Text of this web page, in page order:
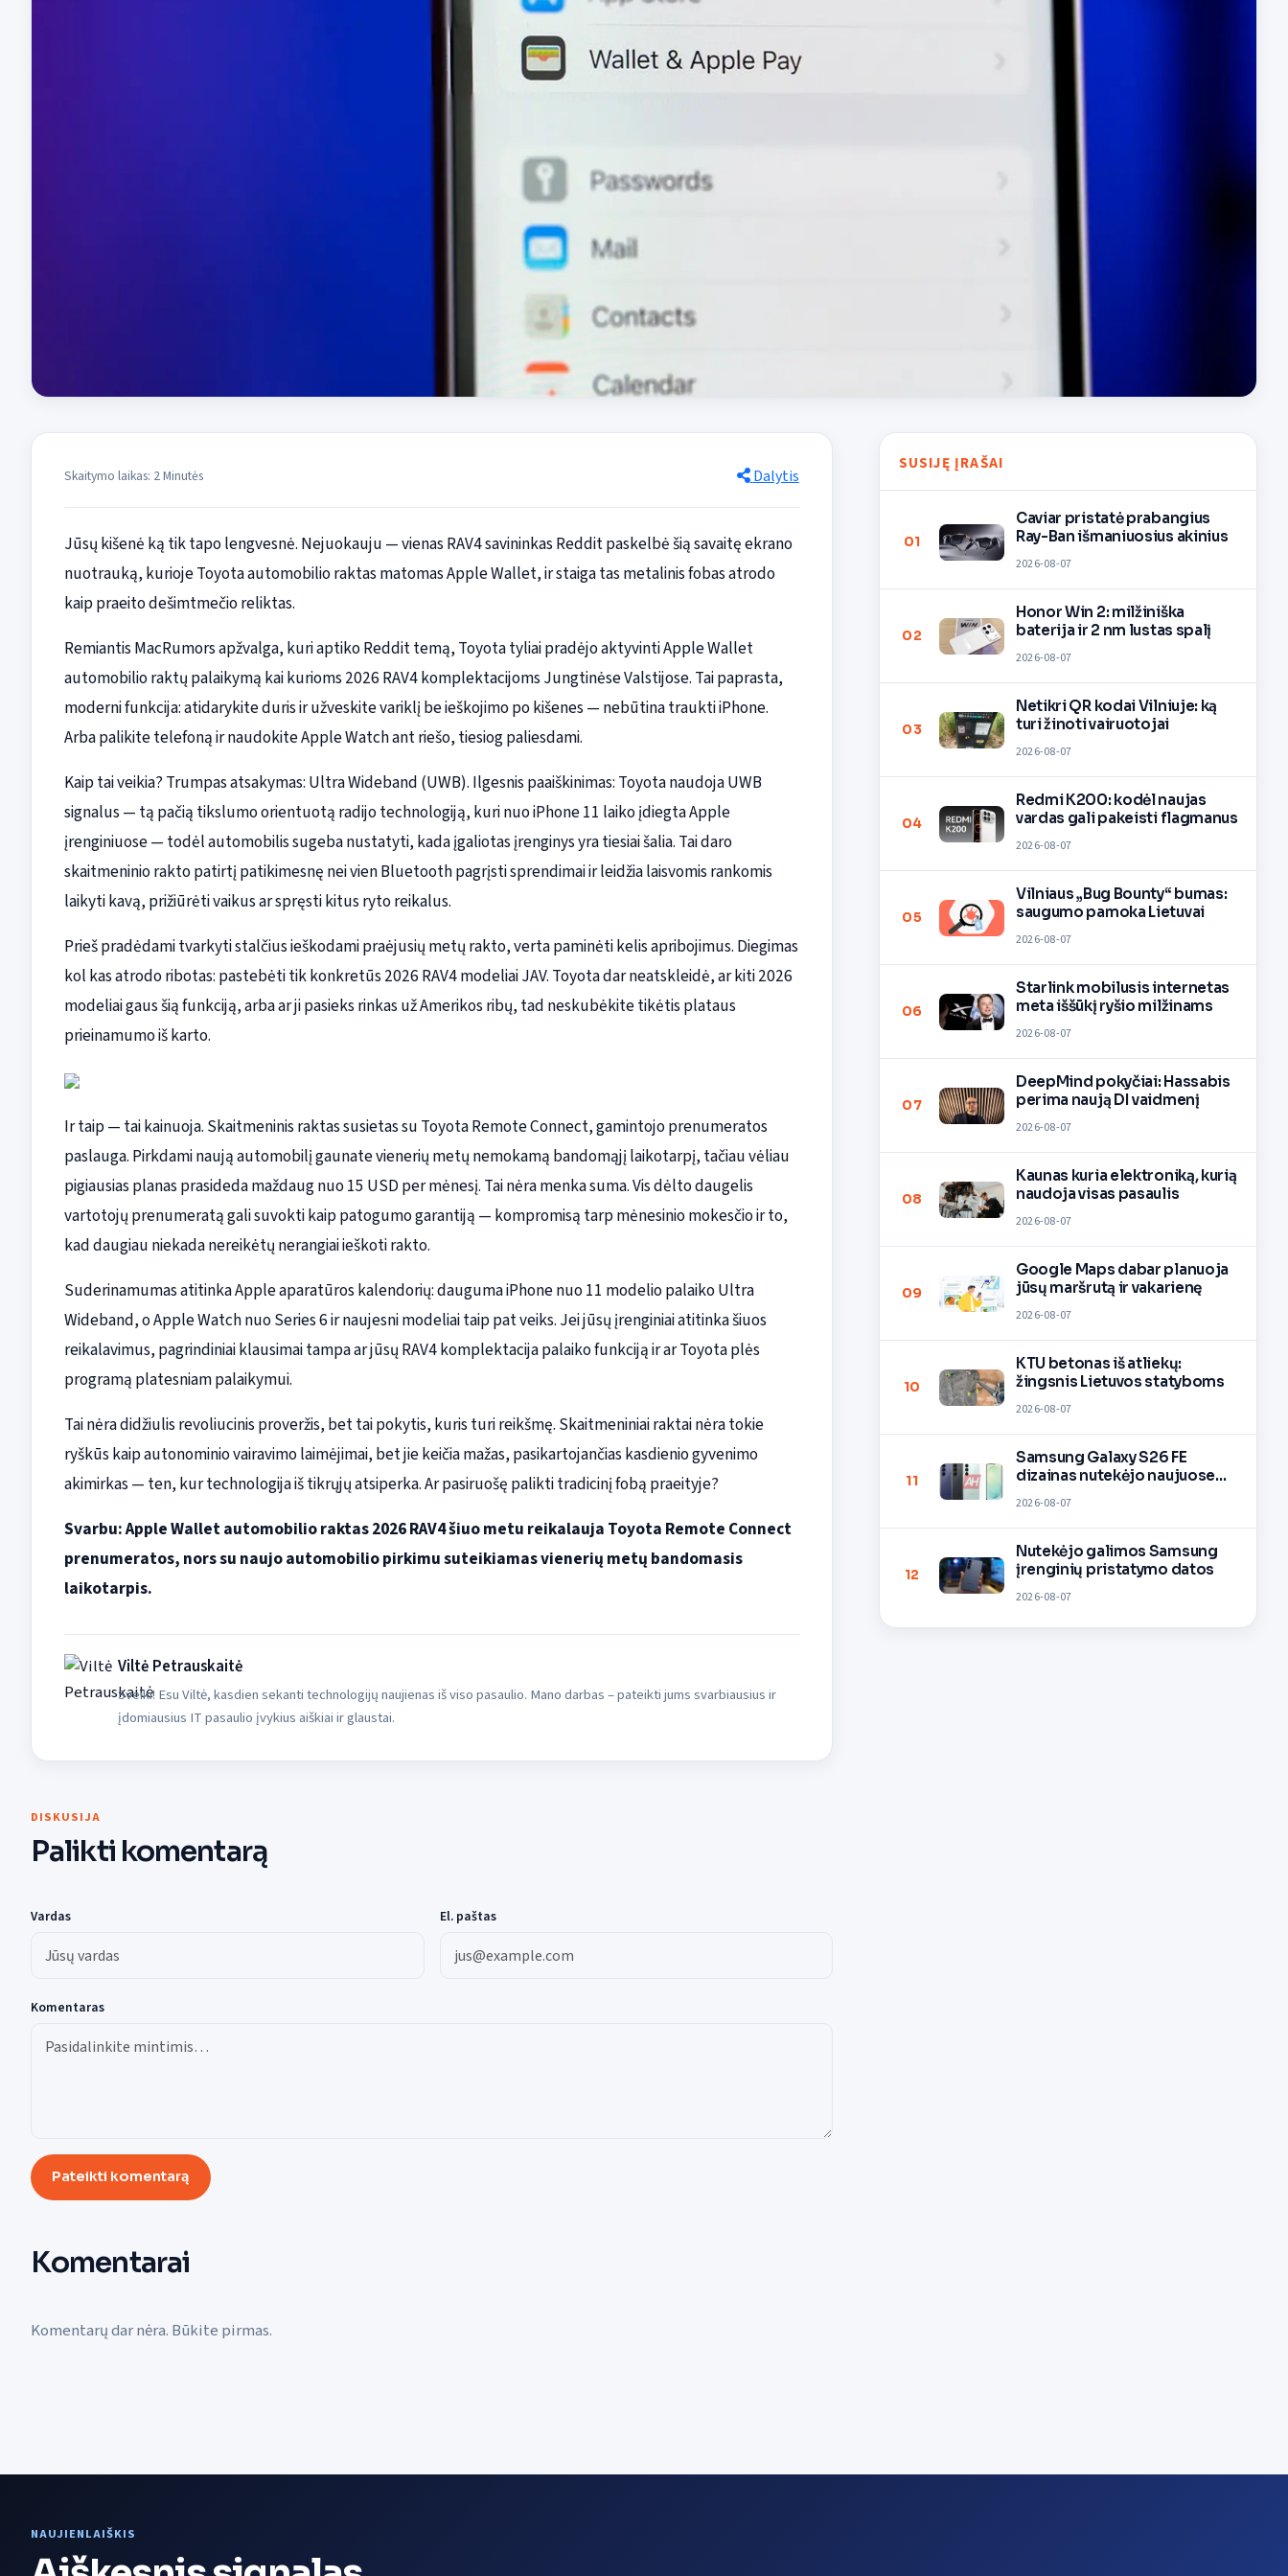
Skaitymo laikas: 2 Minutės Dalytis
Jūsų kišenė ką tik tapo lengvesnė. Nejuokauju — vienas RAV4 savininkas Reddit paskelbė šią savaitę ekrano
nuotrauką, kurioje Toyota automobilio raktas matomas Apple Wallet, ir staiga tas metalinis fobas atrodo
kaip praeito dešimtmečio reliktas.
Remiantis MacRumors apžvalga, kuri aptiko Reddit temą, Toyota tyliai pradėjo aktyvinti Apple Wallet
automobilio raktų palaikymą kai kurioms 2026 RAV4 komplektacijoms Jungtinėse Valstijose. Tai paprasta,
moderni funkcija: atidarykite duris ir užveskite variklį be ieškojimo po kišenes — nebūtina traukti iPhone.
Arba palikite telefoną ir naudokite Apple Watch ant riešo, tiesiog paliesdami.
Kaip tai veikia? Trumpas atsakymas: Ultra Wideband (UWB). Ilgesnis paaiškinimas: Toyota naudoja UWB
signalus — tą pačią tikslumo orientuotą radijo technologiją, kuri nuo iPhone 11 laiko įdiegta Apple
įrenginiuose — todėl automobilis sugeba nustatyti, kada įgaliotas įrenginys yra tiesiai šalia. Tai daro
skaitmeninio rakto patirtį patikimesnę nei vien Bluetooth pagrįsti sprendimai ir leidžia laisvomis rankomis
laikyti kavą, prižiūrėti vaikus ar spręsti kitus ryto reikalus.
Prieš pradėdami tvarkyti stalčius ieškodami praėjusių metų rakto, verta paminėti kelis apribojimus. Diegimas
kol kas atrodo ribotas: pastebėti tik konkretūs 2026 RAV4 modeliai JAV. Toyota dar neatskleidė, ar kiti 2026
modeliai gaus šią funkciją, arba ar ji pasieks rinkas už Amerikos ribų, tad neskubėkite tikėtis plataus
prieinamumo iš karto.
Ir taip — tai kainuoja. Skaitmeninis raktas susietas su Toyota Remote Connect, gamintojo prenumeratos
paslauga. Pirkdami naują automobilį gaunate vienerių metų nemokamą bandomąjį laikotarpį, tačiau vėliau
pigiausias planas prasideda maždaug nuo 15 USD per mėnesį. Tai nėra menka suma. Vis dėlto daugelis
vartotojų prenumeratą gali suvokti kaip patogumo garantiją — kompromisą tarp mėnesinio mokesčio ir to,
kad daugiau niekada nereikėtų nerangiai ieškoti rakto.
Suderinamumas atitinka Apple aparatūros kalendorių: dauguma iPhone nuo 11 modelio palaiko Ultra
Wideband, o Apple Watch nuo Series 6 ir naujesni modeliai taip pat veiks. Jei jūsų įrenginiai atitinka šiuos
reikalavimus, pagrindiniai klausimai tampa ar jūsų RAV4 komplektacija palaiko funkciją ir ar Toyota plės
programą platesniam palaikymui.
Tai nėra didžiulis revoliucinis proveržis, bet tai pokytis, kuris turi reikšmę. Skaitmeniniai raktai nėra tokie
ryškūs kaip autonominio vairavimo laimėjimai, bet jie keičia mažas, pasikartojančias kasdienio gyvenimo
akimirkas — ten, kur technologija iš tikrųjų atsiperka. Ar pasiruošę palikti tradicinį fobą praeityje?
Svarbu: Apple Wallet automobilio raktas 2026 RAV4 šiuo metu reikalauja Toyota Remote Connect
prenumeratos, nors su naujo automobilio pirkimu suteikiamas vienerių metų bandomasis
laikotarpis.
Viltė Petrauskaitė
Sveiki! Esu Viltė, kasdien sekanti technologijų naujienas iš viso pasaulio. Mano darbas – pateikti jums svarbiausius ir
įdomiausius IT pasaulio įvykius aiškiai ir glaustai.
DISKUSIJA
Palikti komentarą
Vardas El. paštas
Komentaras
Pateikti komentarą
Komentarai
Komentarų dar nėra. Būkite pirmas.
SUSIJĘ ĮRAŠAI
01
Caviar pristatė prabangius
Ray-Ban išmaniuosius akinius
2026-08-07
02
Honor Win 2: milžiniška
baterija ir 2 nm lustas spalį
2026-08-07
03
Netikri QR kodai Vilniuje: ką
turi žinoti vairuotojai
2026-08-07
04
Redmi K200: kodėl naujas
vardas gali pakeisti flagmanus
2026-08-07
05
Vilniaus „Bug Bounty“ bumas:
saugumo pamoka Lietuvai
2026-08-07
06
Starlink mobilusis internetas
meta iššūkį ryšio milžinams
2026-08-07
07
DeepMind pokyčiai: Hassabis
perima naują DI vaidmenį
2026-08-07
08
Kaunas kuria elektroniką, kurią
naudoja visas pasaulis
2026-08-07
09
Google Maps dabar planuoja
jūsų maršrutą ir vakarienę
2026-08-07
10
KTU betonas iš atliekų:
žingsnis Lietuvos statyboms
2026-08-07
11
Samsung Galaxy S26 FE
dizainas nutekėjo naujuose
2026-08-07
12
Nutekėjo galimos Samsung
įrenginių pristatymo datos
2026-08-07
NAUJIENLAIŠKIS